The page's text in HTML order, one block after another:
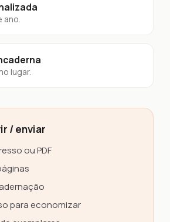
ano.
lugar.
/ enviar
ou PDF
para economizar